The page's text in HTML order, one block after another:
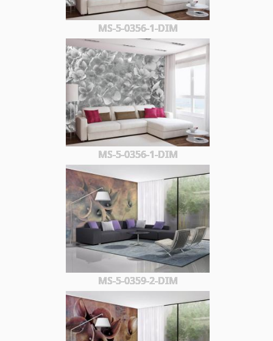
MS-5-0356-1-DIM
MS-5-0356-1-DIM
MS-5-0359-2-DIM